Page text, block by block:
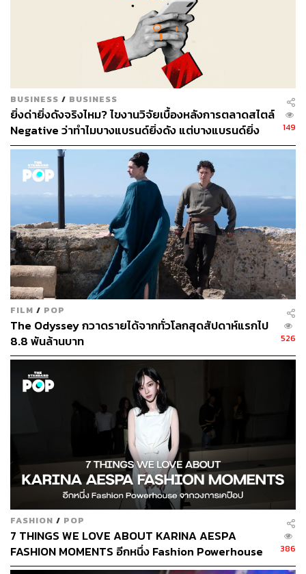
204
ABOUT THE AUTHOR
ถนัดกิจ จันกิเสน
Content Creator ประจำกองบรรณาธิการ
THE STANDARD WEALTH ผู้เสพติดโลก
ธุรกิจ การตลาด เทคโนโลยี และชอบสำรวจ
โลกออฟไลน์และออนไลน์มาถอดรหัสความ
เคลื่อนไหวให้เป็นเรื่องเข้าใจง่าย สนุก และได้
ไอเดียใหม่ๆ
BUSINESS / BUSINESS
ยิ่งด่ายิ่งดังจริงไหม? ไขงานวิจัยเบื้องหลังการตลาดสไตล์
Negative ว่าทำไมบางแบรนด์ยิ่งดัง แต่บางแบรนด์ยิ่ง
เจ็บตัว
149
FILM / POP
The Odyssey กวาดรายได้จากทั่วโลกสุดสัปดาห์แรกไป
8.8 พันล้านบาท
526
FASHION / POP
7 THINGS WE LOVE ABOUT KARINA AESPA
FASHION MOMENTS อีกหนึ่ง Fashion Powerhouse
จากวงการเคป๊อป
386